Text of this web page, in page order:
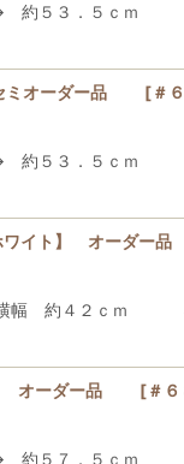
→ 約５３．５
ミオーダー品 [＃
ｍ → 約５３．５
ワイト】 オーダー
５５ｃｍ 横
】 オーダー品 [＃
ｍ → 約５７．